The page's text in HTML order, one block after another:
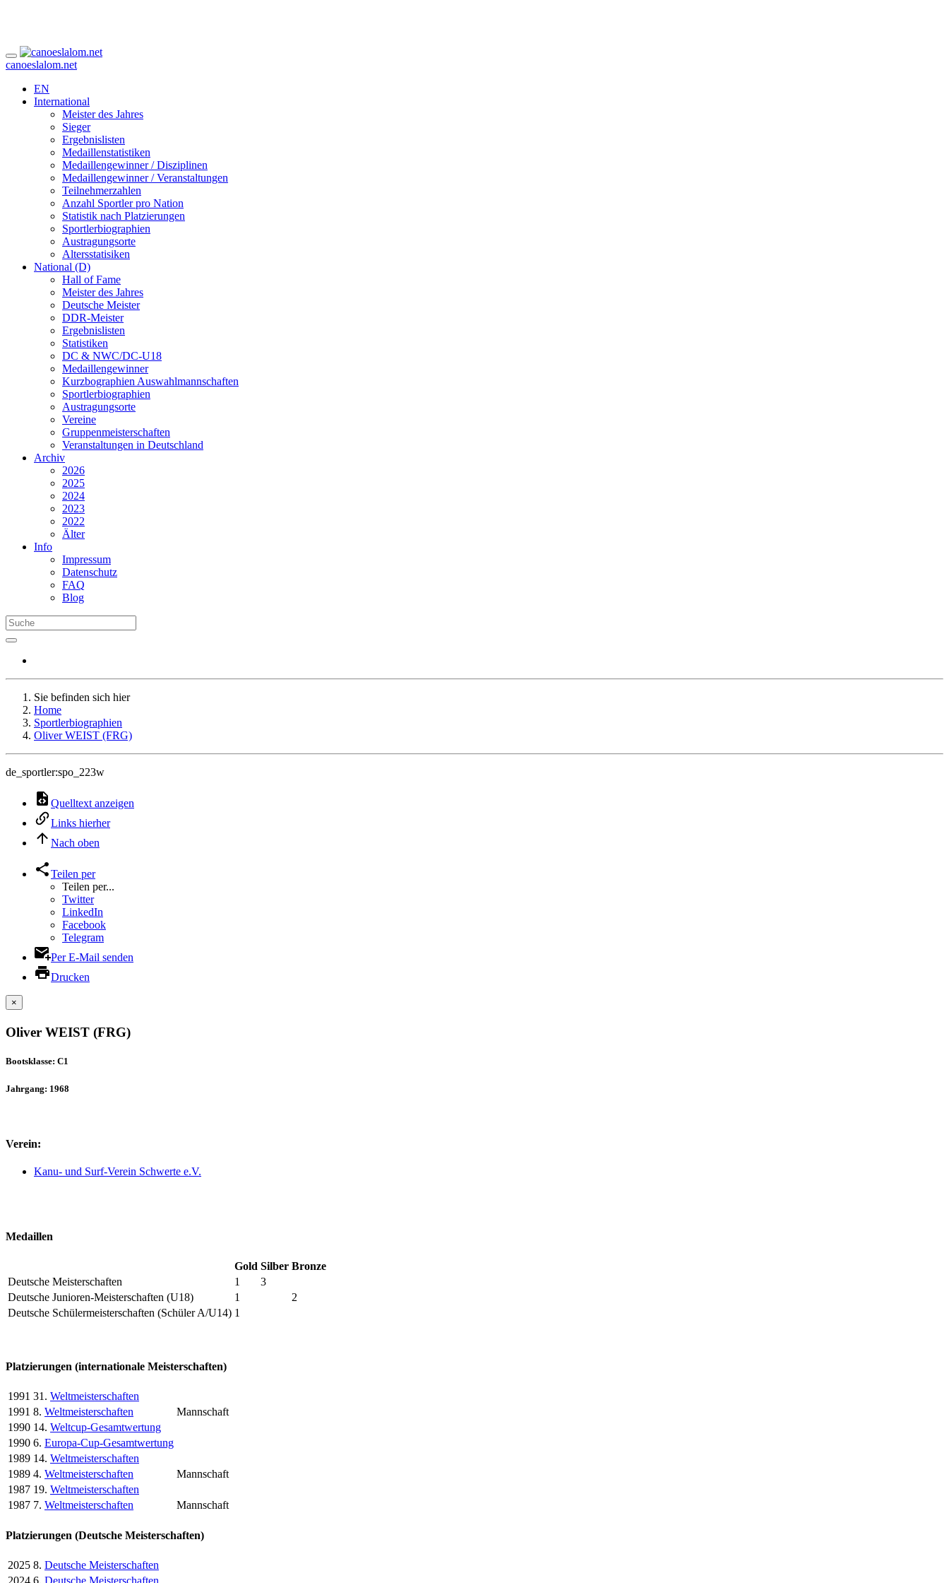
canoeslalom.net
EN
International
Meister des Jahres
Sieger
Ergebnislisten
Medaillenstatistiken
Medaillengewinner / Disziplinen
Medaillengewinner / Veranstaltungen
Teilnehmerzahlen
Anzahl Sportler pro Nation
Statistik nach Platzierungen
Sportlerbiographien
Austragungsorte
Altersstatisiken
National (D)
Hall of Fame
Meister des Jahres
Deutsche Meister
DDR-Meister
Ergebnislisten
Statistiken
DC & NWC/DC-U18
Medaillengewinner
Kurzbographien Auswahlmannschaften
Sportlerbiographien
Austragungsorte
Vereine
Gruppenmeisterschaften
Veranstaltungen in Deutschland
Archiv
2026
2025
2024
2023
2022
Älter
Info
Impressum
Datenschutz
FAQ
Blog
Sie befinden sich hier
Home
Sportlerbiographien
Oliver WEIST (FRG)
de_sportler:spo_223w
Quelltext anzeigen
Links hierher
Nach oben
Teilen per
Teilen per...
Twitter
LinkedIn
Facebook
Telegram
Per E-Mail senden
Drucken
×
Oliver WEIST (FRG)
Bootsklasse: C1
Jahrgang: 1968
Verein:
Kanu- und Surf-Verein Schwerte e.V.
Medaillen
Gold Silber Bronze
Deutsche Meisterschaften
1
3
Deutsche Junioren-Meisterschaften (U18)
1
2
Deutsche Schülermeisterschaften (Schüler A/U14) 1
Platzierungen (internationale Meisterschaften)
1991 31. Weltmeisterschaften
1991 8. Weltmeisterschaften
Mannschaft
1990 14. Weltcup-Gesamtwertung
1990 6. Europa-Cup-Gesamtwertung
1989 14. Weltmeisterschaften
1989 4. Weltmeisterschaften
Mannschaft
1987 19. Weltmeisterschaften
1987 7. Weltmeisterschaften Mannschaft
Platzierungen (Deutsche Meisterschaften)
2025 8. Deutsche Meisterschaften
2024 6. Deutsche Meisterschaften